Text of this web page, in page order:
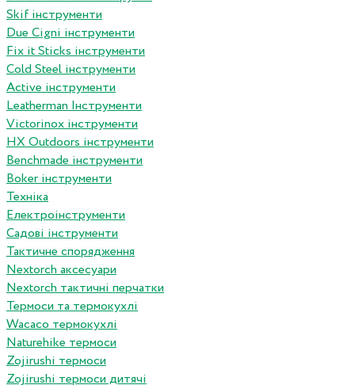
Skif інструменти
Due Cigni інструменти
Fix it Sticks інструменти
Сold Steel інструменти
Active інструменти
Leatherman Інструменти
Victorinox інструменти
HX Outdoors інструменти
Benchmade інструменти
Boker інструменти
Техніка
Електроінструменти
Садові інструменти
Тактичне спорядження
Nextorch аксесуари
Nextorch тактичні перчатки
Термоси та термокухлі
Wacaco термокухлі
Naturehike термоси
Zojirushi термоси
Zojirushi термоси дитячі